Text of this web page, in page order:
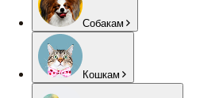
Собакам
Кошкам